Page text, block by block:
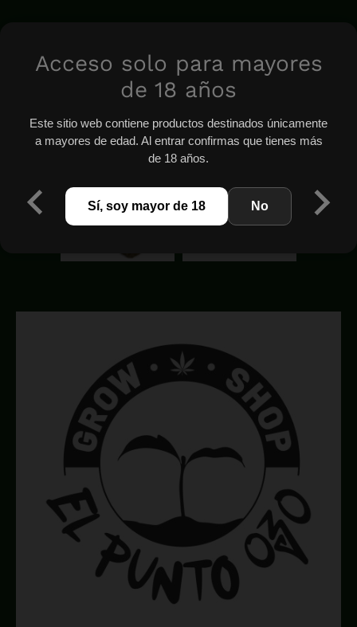
Acceso solo para mayores
de 18 años
Este sitio web contiene productos destinados únicamente
a mayores de edad. Al entrar confirmas que tienes más
de 18 años.
Sí, soy mayor de 18 No